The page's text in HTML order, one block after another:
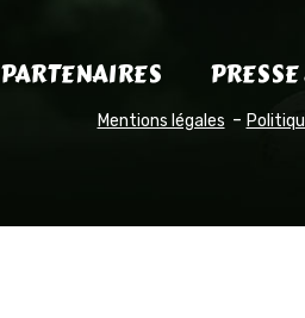
PARTENAIRES
Mentions légales